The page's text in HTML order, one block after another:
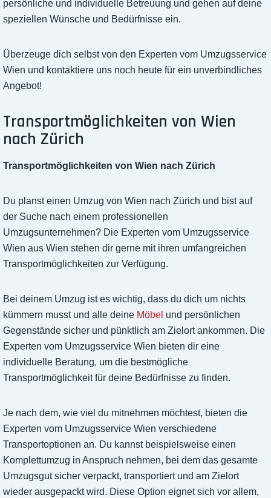
persönliche und individuelle Betreuung und gehen auf deine
speziellen Wünsche und Bedürfnisse ein.
Überzeuge dich selbst von den Experten vom Umzugsservice
Wien und kontaktiere uns noch heute für ein unverbindliches
Angebot!
Transportmöglichkeiten von Wien
nach Zürich
Transportmöglichkeiten von Wien nach Zürich
Du planst einen Umzug von Wien nach Zürich und bist auf
der Suche nach einem professionellen
Umzugsunternehmen? Die Experten vom Umzugsservice
Wien aus Wien stehen dir gerne mit ihren umfangreichen
Transportmöglichkeiten zur Verfügung.
Bei deinem Umzug ist es wichtig, dass du dich um nichts
kümmern musst und alle deine Möbel und persönlichen
Gegenstände sicher und pünktlich am Zielort ankommen. Die
Experten vom Umzugsservice Wien bieten dir eine
individuelle Beratung, um die bestmögliche
Transportmöglichkeit für deine Bedürfnisse zu finden.
Je nach dem, wie viel du mitnehmen möchtest, bieten die
Experten vom Umzugsservice Wien verschiedene
Transportoptionen an. Du kannst beispielsweise einen
Komplettumzug in Anspruch nehmen, bei dem das gesamte
Umzugsgut sicher verpackt, transportiert und am Zielort
wieder ausgepackt wird. Diese Option eignet sich vor allem,